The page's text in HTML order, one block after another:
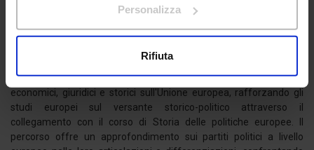
Con il tuo consenso, vorremmo anche:
raccogliere informazioni sulla tua posizione
Identificare il tuo dispositivo, scansionandolo
attivamente alla ricerca di caratteristiche specifiche
(impronte digitali).
Personalizza
Rifiuta
civile nell'Unione europea"
Il modulo didattico intende arricchire l'offerta formativa della Link
Campus University, che già comprende una serie di corsi
economici, giuridici e storici sull'Unione europea, rafforzando gli
studi europei sul versante storico-politico attraverso il
collegamento con il corso di Storia delle politiche europee. Il
percorso offre un approfondimento sui partiti politici a livello